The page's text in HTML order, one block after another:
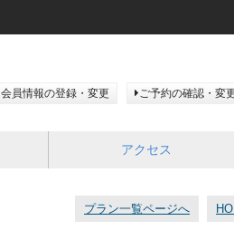
会員情報の登録・変更 ご予約の確認・変
アクセス
プラン一覧ページへ